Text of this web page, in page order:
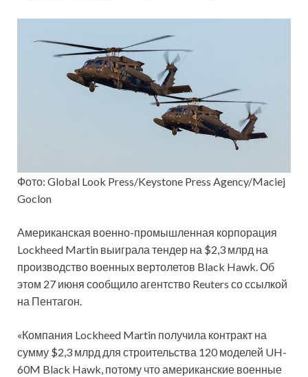
Фото: Global Look Press/Keystone Press Agency/Maciej
Goclon
Американская военно-промышленная корпорация
Lockheed Martin выиграла тендер на $2,3 млрд на
производство военных вертолетов Black Hawk. Об
этом 27 июня сообщило агентство Reuters со ссылкой
на Пентагон.
«Компания Lockheed Martin получила контракт на
сумму $2,3 млрд для строительства 120 моделей UH-
60M Black Hawk, потому что американские военные